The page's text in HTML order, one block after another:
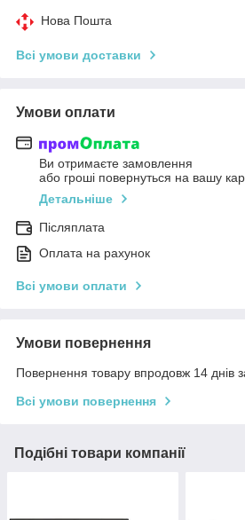
Нова Пошта
Всі умови доставки
Умови оплати
Ви отримаєте замовлення
або гроші повернуться на вашу
Детальніше
Післяплата
Оплата на рахунок
Всі умови оплати
Умови повернення
Повернення товару впродовж 14 днів
Всі умови повернення
Подібні товари компанії